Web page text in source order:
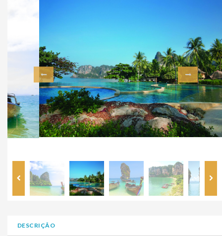
DESCRIÇÃO